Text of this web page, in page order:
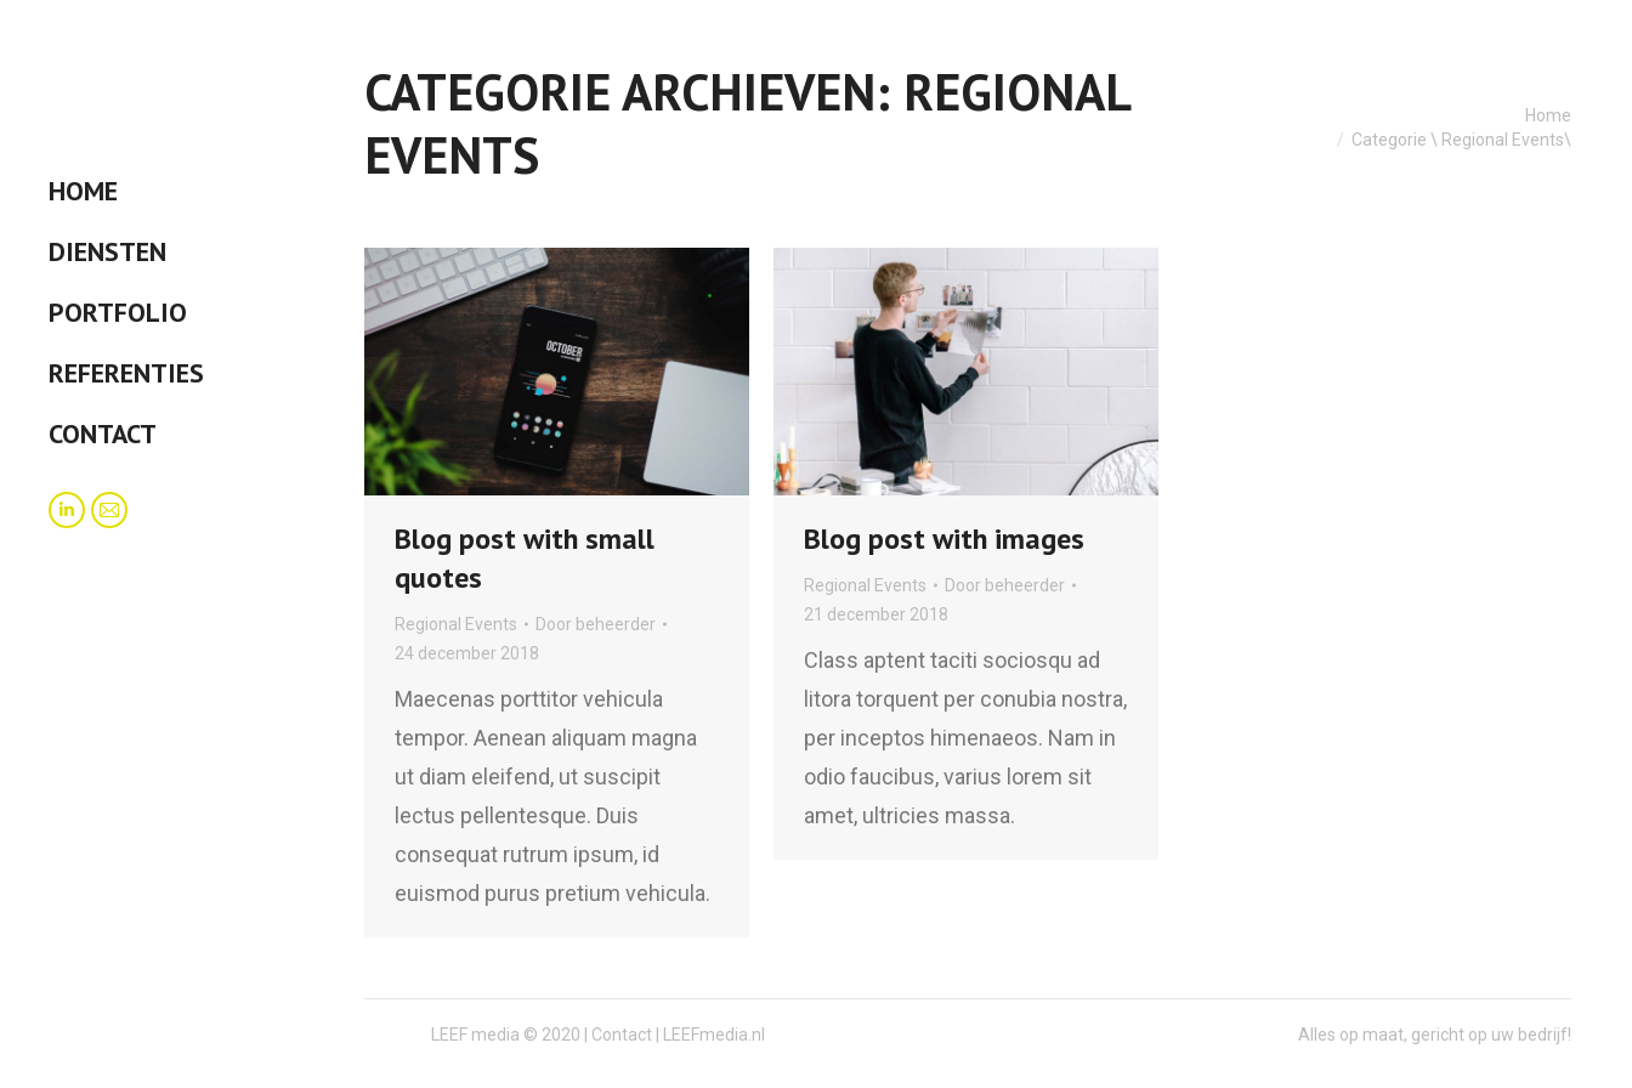
HOME
DIENSTEN
PORTFOLIO
REFERENTIES
CONTACT
Linkedin
Mail
CATEGORIE ARCHIEVEN: REGIONAL
EVENTS
Home
Categorie \ Regional Events\
Blog post with small
quotes
Regional Events Door beheerder
24 december 2018
Maecenas porttitor vehicula
tempor. Aenean aliquam magna
ut diam eleifend, ut suscipit
lectus pellentesque. Duis
consequat rutrum ipsum, id
euismod purus pretium vehicula.
Blog post with images
Regional Events Door beheerder
21 december 2018
Class aptent taciti sociosqu ad
litora torquent per conubia nostra,
per inceptos himenaeos. Nam in
odio faucibus, varius lorem sit
amet, ultricies massa.
LEEF media © 2020 | Contact | LEEFmedia.nl Alles op maat, gericht op uw bedrijf!